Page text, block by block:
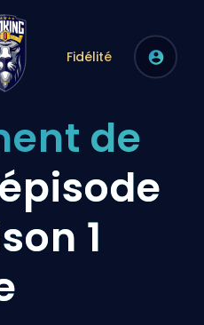
Fidélité
de
épisode
1